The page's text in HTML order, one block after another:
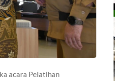
acara Pelatihan